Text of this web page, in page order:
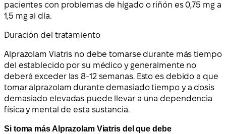
pacientes con problemas de hígado o riñón es 0,75 mg a
1,5 mg al día.
Duración del tratamiento
Alprazolam Viatris no debe tomarse durante más tiempo
del establecido por su médico y generalmente no
deberá exceder las 8-12 semanas. Esto es debido a que
tomar alprazolam durante demasiado tiempo y a dosis
demasiado elevadas puede llevar a una dependencia
física y mental de esta sustancia.
Si toma más Alprazolam Viatris del que debe